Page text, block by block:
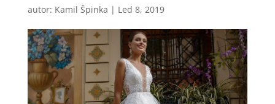
autor: Kamil Špinka | Led 8, 2019